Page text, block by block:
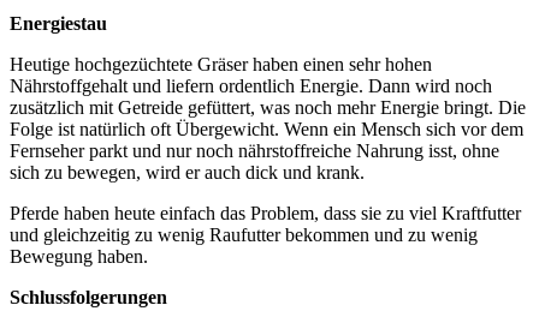
Energiestau
Heutige hochgezüchtete Gräser haben einen sehr hohen
Nährstoffgehalt und liefern ordentlich Energie. Dann wird noch
zusätzlich mit Getreide gefüttert, was noch mehr Energie bringt. Die
Folge ist natürlich oft Übergewicht. Wenn ein Mensch sich vor dem
Fernseher parkt und nur noch nährstoffreiche Nahrung isst, ohne
sich zu bewegen, wird er auch dick und krank.
Pferde haben heute einfach das Problem, dass sie zu viel Kraftfutter
und gleichzeitig zu wenig Raufutter bekommen und zu wenig
Bewegung haben.
Schlussfolgerungen